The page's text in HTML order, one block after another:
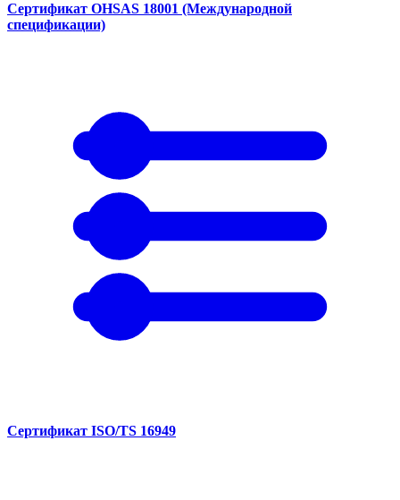
Сертификат OHSAS 18001 (Международной
спецификации)
Сертификат ISO/TS 16949